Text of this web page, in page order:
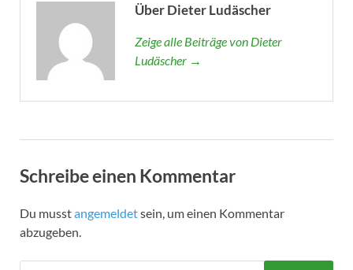
Über Dieter Ludäscher
Zeige alle Beiträge von Dieter
Ludäscher →
Schreibe einen Kommentar
Du musstangemeldetsein, um einen Kommentar
abzugeben.